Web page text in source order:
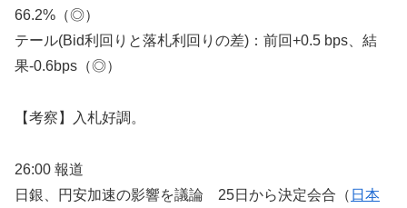
66.2%（◎）
テール(Bid利回りと落札利回りの差)：前回+0.5 bps、結
果-0.6bps（◎）
【考察】入札好調。
26:00 報道
日銀、円安加速の影響を議論 25日から決定会合（ 日本